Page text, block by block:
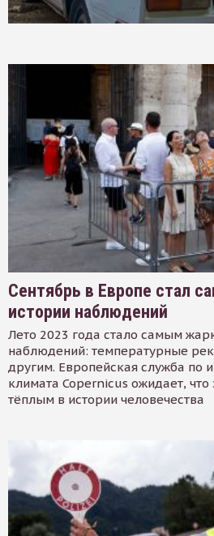
Сентябрь в Европе стал
истории наблюдений
Лето 2023 года стало самым
наблюдений: температурные
другим. Европейская служба по
климата Copernicus ожидает, что
тёплым в истории человечества